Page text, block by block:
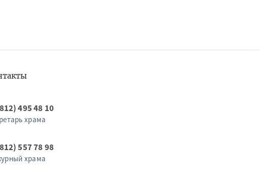
495 48 10
храма
557 78 98
храма